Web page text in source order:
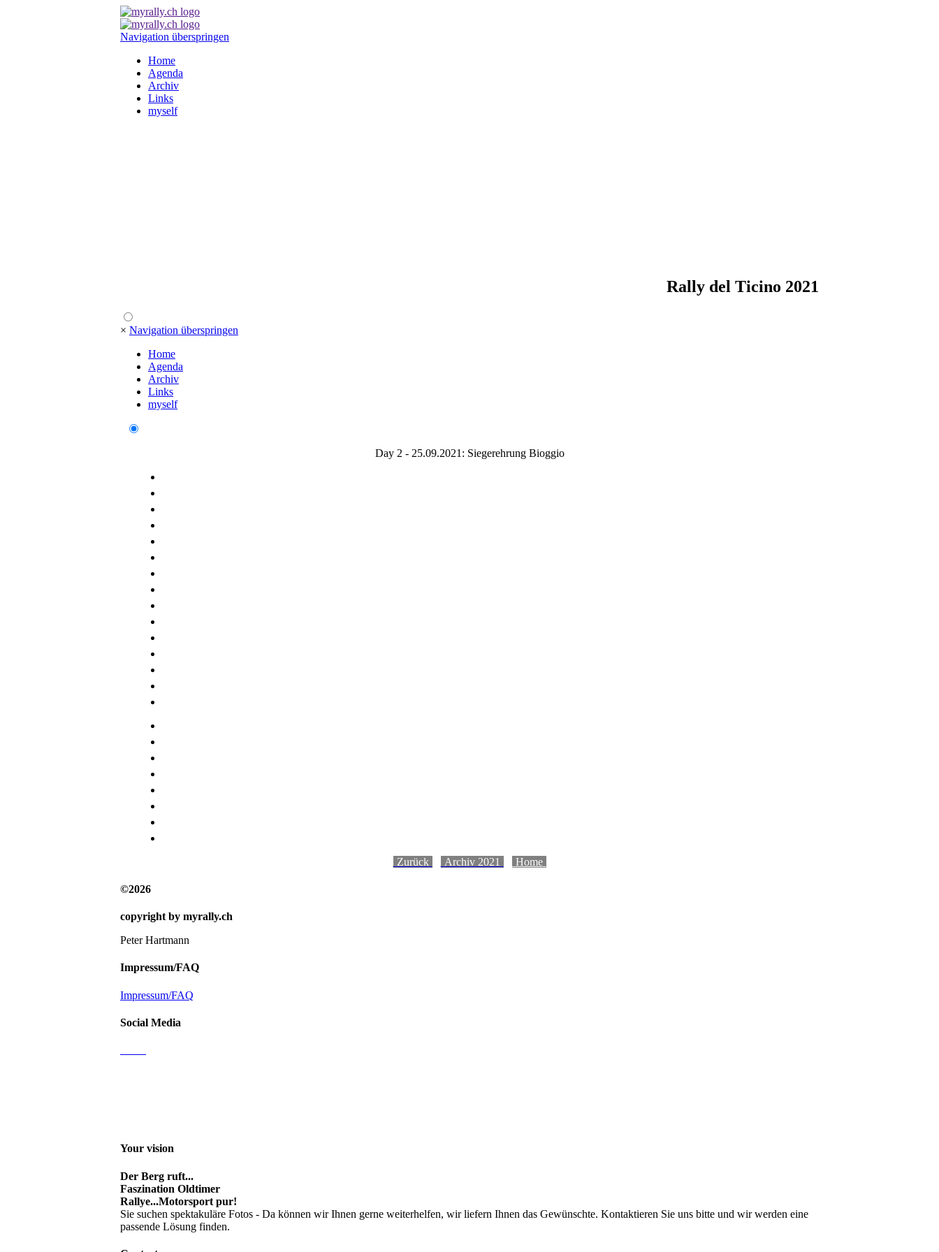
Navigation überspringen
Home
Agenda
Archiv
Links
myself
Rally del Ticino 2021
× Navigation überspringen
Home
Agenda
Archiv
Links
myself
Day 2 - 25.09.2021: Siegerehrung Bioggio
Zurück- Archiv 2021 Home-
©2026
copyright by myrally.ch
Peter Hartmann
Impressum/FAQ
Impressum/FAQ
Social Media
Your vision
Der Berg ruft...
Faszination Oldtimer
Rallye...Motorsport pur!
Sie suchen spektakuläre Fotos - Da können wir Ihnen gerne weiterhelfen, wir liefern Ihnen das Gewünschte. Kontaktieren Sie uns bitte und wir werden eine
passende Lösung finden.